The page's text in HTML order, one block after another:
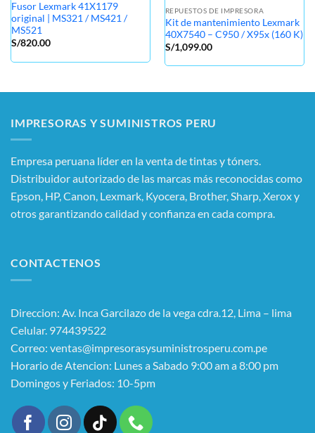
Fusor Lexmark 41X1179
original | MS321 / MS421 /
MS521
S/820.00
REPUESTOS DE IMPRESORA
Kit de mantenimiento Lexmark
40X7540 – C950 / X95x (160 K)
S/1,099.00
IMPRESORAS Y SUMINISTROS PERU
Empresa peruana líder en la venta de tintas y tóners.
Distribuidor autorizado de las marcas más reconocidas como
Epson, HP, Canon, Lexmark, Kyocera, Brother, Sharp, Xerox y
otros garantizando calidad y confianza en cada compra.
CONTACTENOS
Direccion: Av. Inca Garcilazo de la vega cdra.12, Lima – lima
Celular. 974439522
Correo: ventas@impresorasysuministrosperu.com.pe
Horario de Atencion: Lunes a Sabado 9:00 am a 8:00 pm
Domingos y Feriados: 10-5pm